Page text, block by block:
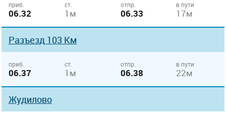
приб.
06.32
ст.
1м
отпр.
06.33
в пути
17м
Разъезд 103 Км
приб.
06.37
ст.
1м
отпр.
06.38
в пути
22м
Жудилово